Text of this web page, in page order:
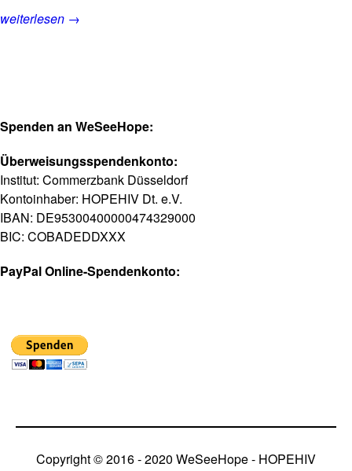
weiterlesen →
Spenden an WeSeeHope:
Überweisungsspendenkonto:
Institut: Commerzbank Düsseldorf
Kontoinhaber: HOPEHIV Dt. e.V.
IBAN: DE95300400000474329000
BIC: COBADEDDXXX
PayPal Online-Spendenkonto:
Copyright © 2016 - 2020 WeSeeHope - HOPEHIV